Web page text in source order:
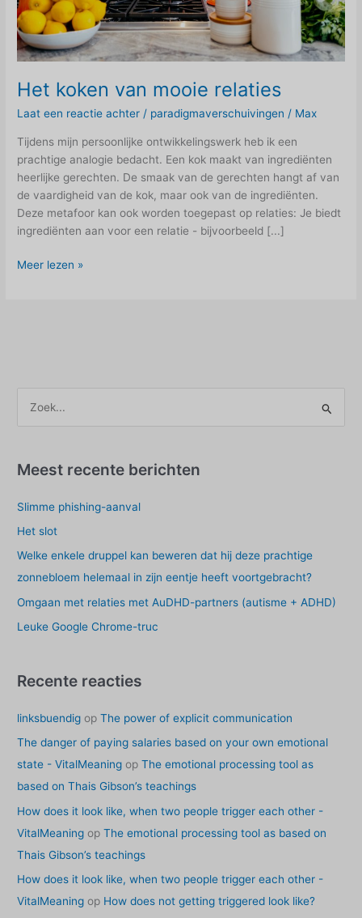
Het koken van mooie relaties
Laat een reactie achter / paradigmaverschuivingen / Max
Tijdens mijn persoonlijke ontwikkelingswerk heb ik een
prachtige analogie bedacht. Een kok maakt van ingrediënten
heerlijke gerechten. De smaak van de gerechten hangt af van
de vaardigheid van de kok, maar ook van de ingrediënten.
Deze metafoor kan ook worden toegepast op relaties: Je biedt
ingrediënten aan voor een relatie - bijvoorbeeld [...]
Het
Meer lezen »
k
n
n
a
a
Meest recente berichten
Slimme phishing-aanval
Het slot
Welke enkele druppel kan beweren dat hij deze prachtige
zonnebloem helemaal in zijn eentje heeft voortgebracht?
Omgaan met relaties met AuDHD-partners (autisme + ADHD)
Leuke Google Chrome-truc
Recente reacties
linksbuendig opThe power of explicit communication
The danger of paying salaries based on your own emotional
state - VitalMeaning opThe emotional processing tool as
based on Thais Gibson’s teachings
How does it look like, when two people trigger each other -
VitalMeaning opThe emotional processing tool as based on
Thais Gibson’s teachings
How does it look like, when two people trigger each other -
VitalMeaning op How does not getting triggered look like?